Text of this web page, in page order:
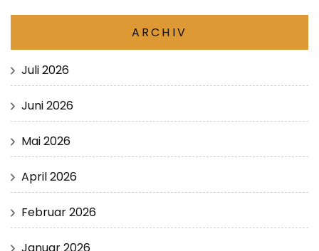
ARCHIV
Juli 2026
Juni 2026
Mai 2026
April 2026
Februar 2026